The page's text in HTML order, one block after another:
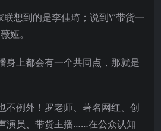
联想到的是李佳琦；说到\”带货一
娅。
身上都会有一个共同点，那就是
不例外！罗老师、著名网红、创
演员、带货主播……在公众认知